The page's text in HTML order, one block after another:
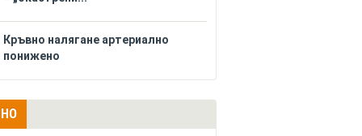
Кръвно налягане артериално
понижено